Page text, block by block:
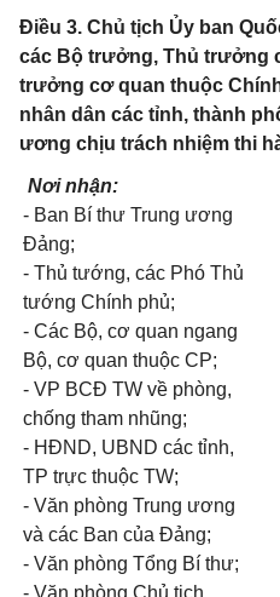
Điều 3. Chủ tịch Ủy ban
các Bộ trưởng, Thủ trưởng
trưởng cơ quan thuộc
nhân dân các tỉnh, thành
ương chịu trách nhiệm thi
Nơi nhận:
- Ban Bí thư Trung ương
Đảng;
- Thủ tướng, các Phó Thủ
tướng Chính phủ;
- Các Bộ, cơ quan ngang
Bộ, cơ quan thuộc CP;
- VP BCĐ TW về phòng,
chống tham nhũng;
- HĐND, UBND các tỉnh,
TP trực thuộc TW;
- Văn phòng Trung ương
và các Ban của Đảng;
- Văn phòng Tổng Bí thư;
- Văn phòng Chủ tịch